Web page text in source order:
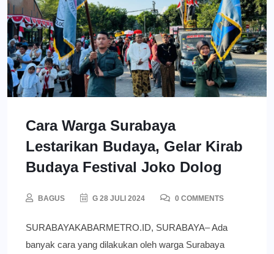
Cara Warga Surabaya
Lestarikan Budaya, Gelar Kirab
Budaya Festival Joko Dolog
BAGUS G 28 JULI 2024 0 COMMENTS
SURABAYAKABARMETRO.ID, SURABAYA– Ada
banyak cara yang dilakukan oleh warga Surabaya